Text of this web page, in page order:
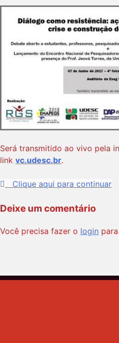
Será transmitido ao vivo pela
link vc.udesc.br.
Clique aqui para continuar
Deixe um comentário
Você precisa fazer o login